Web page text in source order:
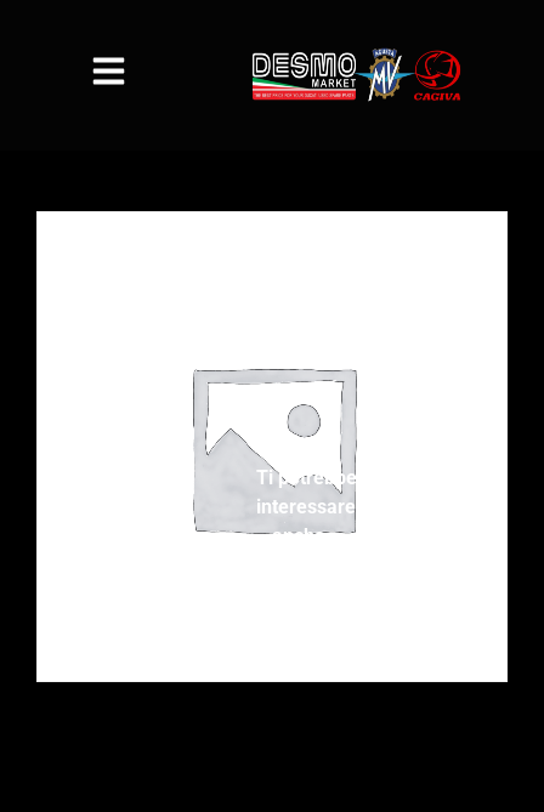
Ti potrebbe
interessare
anche…